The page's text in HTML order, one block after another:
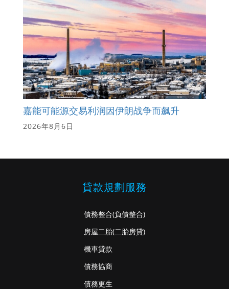
嘉能可能源交易利润因伊朗战争而飙升
2026年8月6日
貸款規劃服務
債務整合(負債整合)
房屋二胎(二胎房貸)
機車貸款
債務協商
債務更生